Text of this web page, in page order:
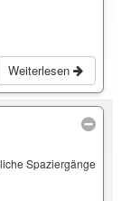
Weiterlesen
Spaziergänge